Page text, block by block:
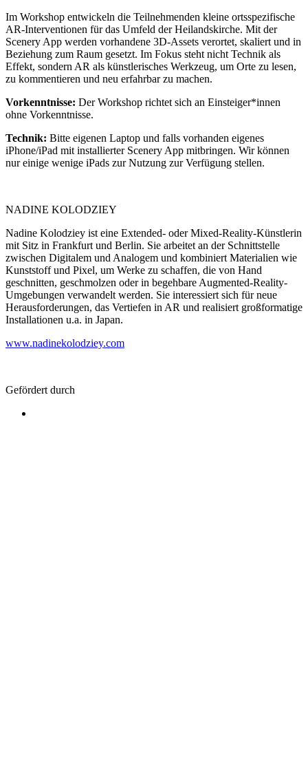
Im Workshop entwickeln die Teilnehmenden kleine ortsspezifische
AR-Interventionen für das Umfeld der Heilandskirche. Mit der
Scenery App werden vorhandene 3D-Assets verortet, skaliert und in
Beziehung zum Raum gesetzt. Im Fokus steht nicht Technik als
Effekt, sondern AR als künstlerisches Werkzeug, um Orte zu lesen,
zu kommentieren und neu erfahrbar zu machen.
Vorkenntnisse: Der Workshop richtet sich an Einsteiger*innen
ohne Vorkenntnisse.
Technik: Bitte eigenen Laptop und falls vorhanden eigenes
iPhone/iPad mit installierter Scenery App mitbringen. Wir können
nur einige wenige iPads zur Nutzung zur Verfügung stellen.
NADINE KOLODZIEY
Nadine Kolodziey ist eine Extended- oder Mixed-Reality-Künstlerin
mit Sitz in Frankfurt und Berlin. Sie arbeitet an der Schnittstelle
zwischen Digitalem und Analogem und kombiniert Materialien wie
Kunststoff und Pixel, um Werke zu schaffen, die von Hand
geschnitten, geschmolzen oder in begehbare Augmented-Reality-
Umgebungen verwandelt werden. Sie interessiert sich für neue
Herausforderungen, das Vertiefen in AR und realisiert großformatige
Installationen u.a. in Japan.
www.nadinekolodziey.com
Gefördert durch